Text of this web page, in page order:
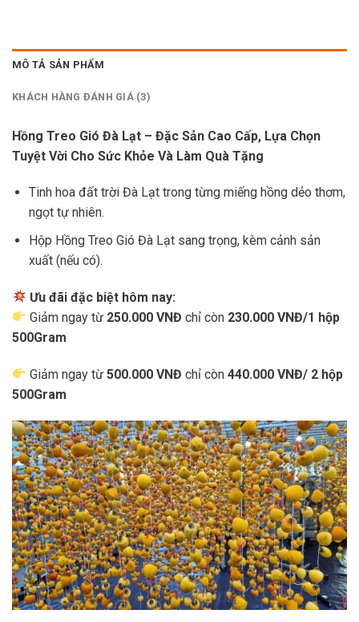
MÔ TẢ SẢN PHẨM
KHÁCH HÀNG ĐÁNH GIÁ (3)
Hồng Treo Gió Đà Lạt – Đặc Sản Cao Cấp, Lựa Chọn
Tuyệt Vời Cho Sức Khỏe Và Làm Quà Tặng
Tinh hoa đất trời Đà Lạt trong từng miếng hồng dẻo thơm,
ngọt tự nhiên.
Hộp Hồng Treo Gió Đà Lạt sang trọng, kèm cảnh sản
xuất (nếu có).
Ưu đãi đặc biệt hôm nay:
Giảm ngay từ 250.000 VNĐ chỉ còn 230.000 VNĐ/1 hộp
500Gram
Giảm ngay từ500.000 VNĐ chỉ còn440.000 VNĐ/ 2 hộp
500Gram